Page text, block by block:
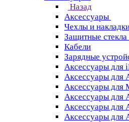
Назад
Аксессуары
Чехлы и
Защитные стекла
Кабели
Зарядные
Аксессуары для
Аксессуары для
Аксессуары для
Аксессуары для
Аксессуары для
Аксессуары для